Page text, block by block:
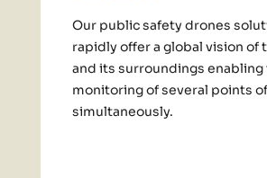
Our public safety drones
rapidly offer a global vision of
and its surroundings enabling
monitoring of several points
simultaneously.